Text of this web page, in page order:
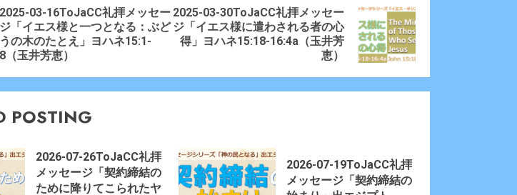
Previous
post:
2025-03-16ToJaCC礼拝メッセー
ジ「イエス様と一つとなる：ぶど
うの木のたとえ」ヨハネ15:1-
8（玉井芳恵）
Next
post:
2025-03-30ToJaCC礼拝メッセー
ジ「イエス様に遣わされる者の心
得」ヨハネ15:18-16:4a（玉井芳
恵）
POSTING
2026-07-26ToJaCC礼拝
メッセージ「契約締結の
ために降りてこられたヤ
2026-07-19ToJaCC礼拝
メッセージ「契約締結の